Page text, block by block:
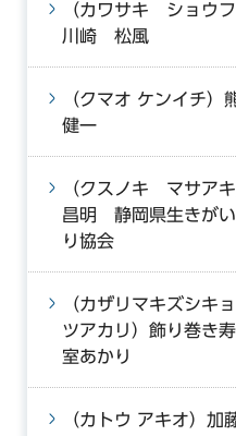
（カワサキ ショウフ
川崎 松風
（クマオ ケンイチ）
健一
（クスノキ マサア
昌明 静岡県生きがい
り協会
（カザリマキズシキ
ツアカリ）飾り巻き
室あかり
（カトウ アキオ）加